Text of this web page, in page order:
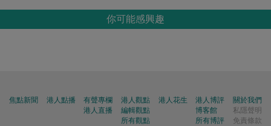
你可能感興趣
焦點新聞 港人點播
有聲專欄
港人直播
港人觀點
編輯觀點
所有觀點
港人花生
港人博評
博客館
所有博評
關於我們
私隱聲明
免責條款